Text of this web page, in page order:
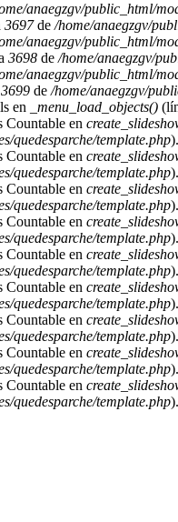
anaegzgv/public_html/
3697de /home/anaegzgv/
anaegzgv/public_html/
3698 de /home/anaegzgv/
anaegzgv/public_html/
3699de /home/anaegzgv/
en _menu_load_objects()
Countable en
quedesparche/template.php).
Countable en
quedesparche/template.php).
Countable en
quedesparche/template.php).
Countable en
quedesparche/template.php).
Countable en
quedesparche/template.php).
Countable en
quedesparche/template.php).
Countable en
quedesparche/template.php).
Countable en
quedesparche/template.php).
Countable en
quedesparche/template.php).